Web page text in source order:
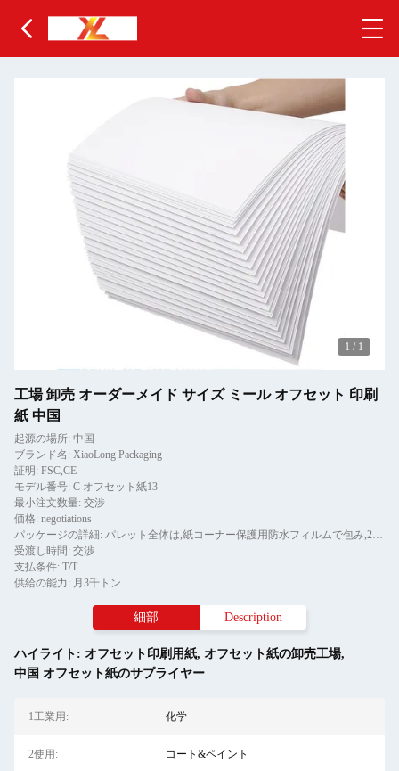
1 / 1
工場 卸売 オーダーメイド サイズ ミール オフセット 印刷
紙 中国
起源の場所: 中国
ブランド名: XiaoLong Packaging
証明: FSC,CE
モデル番号: C オフセット紙13
最小注文数量: 交渉
価格: negotiations
パッケージの詳細: パレット全体は,紙コーナー保護用防水フィルムで包み,2ピースのテールストライプで固定されています.
受渡し時間: 交渉
支払条件: T/T
供給の能力: 月3千トン
細部 Description
ハイライト: オフセット印刷用紙, オフセット紙の卸売工場,
中国 オフセット紙のサプライヤー
1工業用: 化学
2使用: コート&ペイント